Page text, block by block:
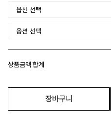
상품금액 합계
장바구니